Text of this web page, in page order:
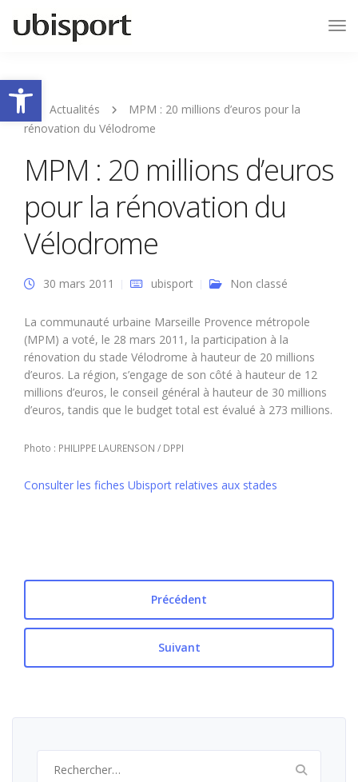
Ouvrir la barre d’outils
Actualités
MPM : 20 millions d’euros pour la
rénovation du Vélodrome
MPM : 20 millions d’euros
pour la rénovation du
Vélodrome
30 mars 2011 ubisport Non classé
La communauté urbaine Marseille Provence métropole
(MPM) a voté, le 28 mars 2011, la participation à la
rénovation du stade Vélodrome à hauteur de 20 millions
d’euros. La région, s’engage de son côté à hauteur de 12
millions d’euros, le conseil général à hauteur de 30 millions
d’euros, tandis que le budget total est évalué à 273 millions.
Photo : PHILIPPE LAURENSON / DPPI
Consulter les fiches Ubisport relatives aux stades
Précédent
Suivant